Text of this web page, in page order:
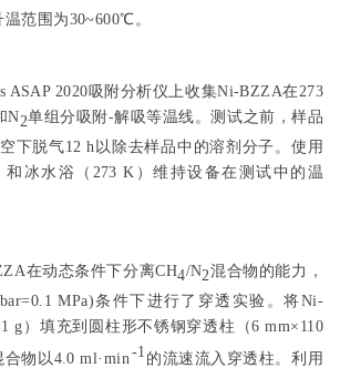
温范围为30~600℃。
ASAP 2020吸附分析仪上收集Ni-BZZA在273
N2单组分吸附-解吸等温线。测试之前，样品
下脱气12 h以除去样品中的溶剂分子。使用
和冰水浴（273 K）维持设备在测试中的温
在动态条件下分离CH4/N2混合物的能力，
MPa)条件下进行了穿透实验。将Ni-
g）填充到圆柱形不锈钢穿透柱（6 mm×110
合物以4.0 ml·min-1 的流速流入穿透柱。利用